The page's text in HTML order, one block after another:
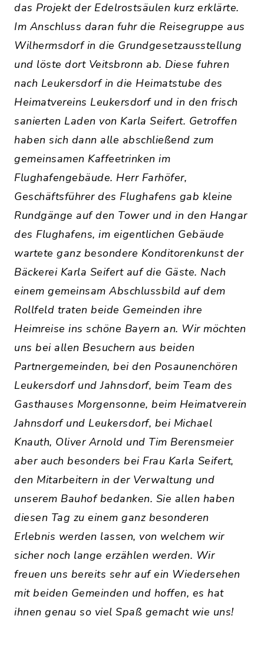
das Projekt der Edelrostsäulen kurz erklärte.
Im Anschluss daran fuhr die Reisegruppe aus
Wilhermsdorf in die Grundgesetzausstellung
und löste dort Veitsbronn ab. Diese fuhren
nach Leukersdorf in die Heimatstube des
Heimatvereins Leukersdorf und in den frisch
sanierten Laden von Karla Seifert. Getroffen
haben sich dann alle abschließend zum
gemeinsamen Kaffeetrinken im
Flughafengebäude. Herr Farhöfer,
Geschäftsführer des Flughafens gab kleine
Rundgänge auf den Tower und in den Hangar
des Flughafens, im eigentlichen Gebäude
wartete ganz besondere Konditorenkunst der
Bäckerei Karla Seifert auf die Gäste. Nach
einem gemeinsam Abschlussbild auf dem
Rollfeld traten beide Gemeinden ihre
Heimreise ins schöne Bayern an. Wir möchten
uns bei allen Besuchern aus beiden
Partnergemeinden, bei den Posaunenchören
Leukersdorf und Jahnsdorf, beim Team des
Gasthauses Morgensonne, beim Heimatverein
Jahnsdorf und Leukersdorf, bei Michael
Knauth, Oliver Arnold und Tim Berensmeier
aber auch besonders bei Frau Karla Seifert,
den Mitarbeitern in der Verwaltung und
unserem Bauhof bedanken. Sie allen haben
diesen Tag zu einem ganz besonderen
Erlebnis werden lassen, von welchem wir
sicher noch lange erzählen werden. Wir
freuen uns bereits sehr auf ein Wiedersehen
mit beiden Gemeinden und hoffen, es hat
ihnen genau so viel Spaß gemacht wie uns!